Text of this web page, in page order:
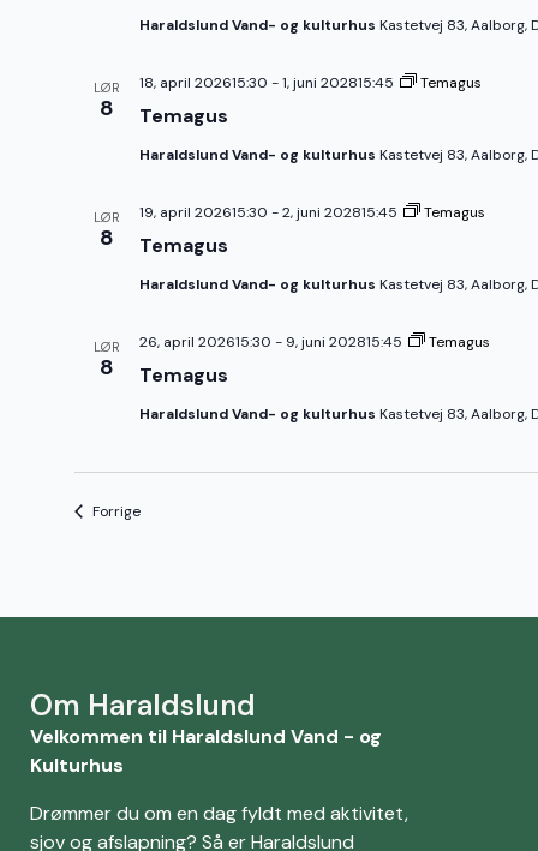
Haraldslund Vand- og kulturhus Kastetvej 83, Aalborg,
LØR
8 Temagus
18, april 202615:30 -1, juni 202815:45 Temagus
Haraldslund Vand- og kulturhus Kastetvej 83, Aalborg,
LØR
8 Temagus
19, april 202615:30 -2, juni 202815:45 Temagus
Haraldslund Vand- og kulturhus Kastetvej 83, Aalborg,
LØR
8 Temagus
26, april 202615:30 - 9, juni 202815:45 Temagus
Haraldslund Vand- og kulturhus Kastetvej 83, Aalborg,
ForrigeBegivenheder
Om Haraldslund
Velkommen til Haraldslund Vand - og
Kulturhus
Drømmer du om en dag fyldt med aktivitet,
sjov og afslapning? Så er Haraldslund